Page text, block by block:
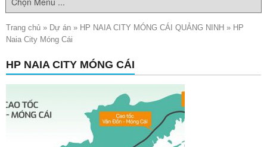
Trang chủ » Dự án » HP NAIA CITY MÓNG CÁI QUẢNG NINH » HP
Naia City Móng Cái
HP NAIA CITY MÓNG CÁI